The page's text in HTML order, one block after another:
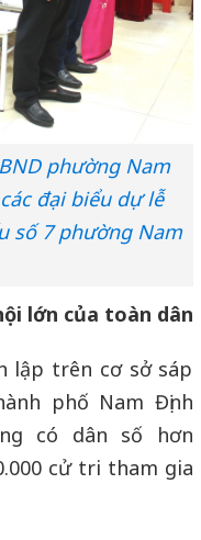
phường Nam
đại biểu dự lễ
số 7 phường Nam
lớn của toàn dân
lập trên cơ sở sáp
phố Nam Định
có dân số hơn
cử tri tham gia